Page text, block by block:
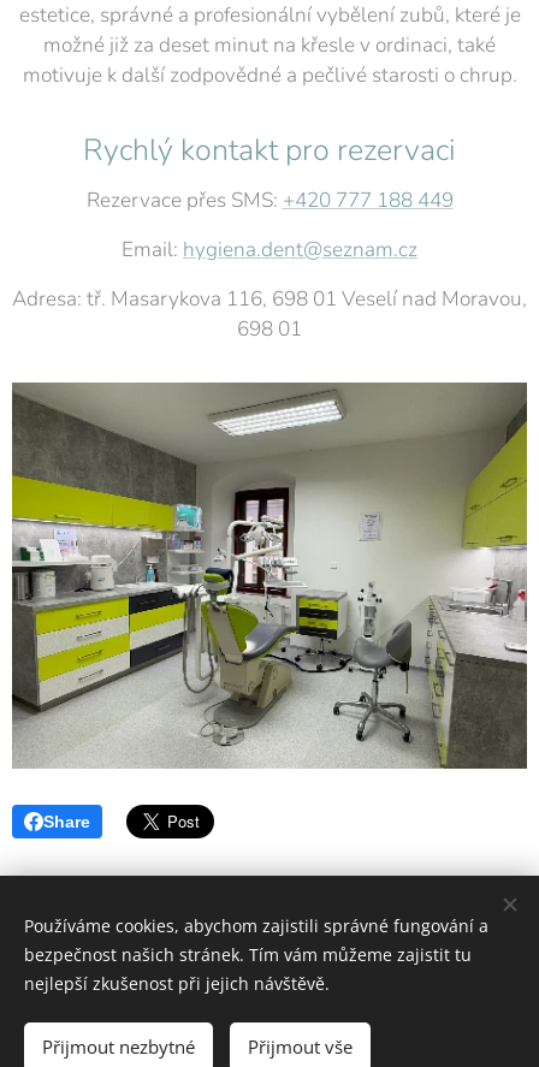
estetice, správné a profesionální vybělení zubů, které je
možné již za deset minut na křesle v ordinaci, také
motivuje k další zodpovědné a pečlivé starosti o chrup.
Rychlý kontakt pro rezervaci
Rezervace přes SMS: +420 777 188 449
Email: hygiena.dent@seznam.cz
Adresa: tř. Masarykova 116, 698 01 Veselí nad Moravou,
698 01
Share
Hygiena Dent | Dentální hygiena Veselí nad Moravou |
Vytvořeno službou Webnode
Používáme cookies, abychom zajistili správné fungování a
bezpečnost našich stránek. Tím vám můžeme zajistit tu
nejlepší zkušenost při jejich návštěvě.
Přijmout nezbytné Přijmout vše